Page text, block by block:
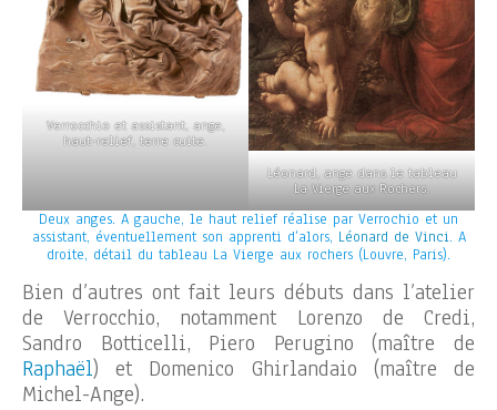
Verrocchio et assistant, ange,
haut-relief, terre cuite.
Léonard, ange dans le tableau
La Vierge aux Rochers.
Deux anges. A gauche, le haut relief réalise par Verrochio et un
assistant, éventuellement son apprenti d’alors, Léonard de Vinci. A
droite, détail du tableau La Vierge aux rochers (Louvre, Paris).
Bien d’autres ont fait leurs débuts dans l’atelier
de Verrocchio, notamment Lorenzo de Credi,
Sandro Botticelli, Piero Perugino (maître de
Raphaël) et Domenico Ghirlandaio (maître de
Michel-Ange).